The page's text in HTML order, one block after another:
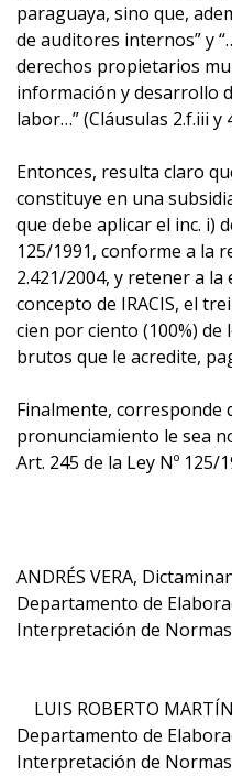
paraguaya, sino que,
de auditores internos” y
derechos propietarios
información y desarrollo
labor…” (Cláusulas 2.f.iii y
Entonces, resulta claro
constituye en una
que debe aplicar el inc. i)
125/1991, conforme a la
2.421/2004, y retener a
concepto de IRACIS, el
cien por ciento (100%)
brutos que le acredite,
Finalmente, corresponde
pronunciamiento le sea
Art. 245 de la Ley Nº 125/
ANDRÉS VERA,
Departamento de
Interpretación de
LUIS ROBERTO
Departamento de
Interpretación de